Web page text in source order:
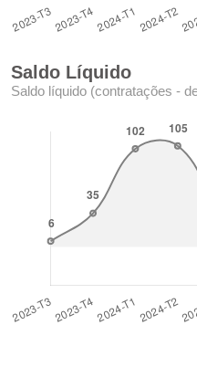
Saldo Líquido
Saldo líquido (contratações -